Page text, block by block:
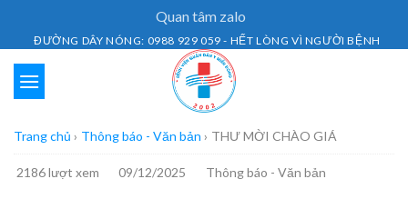
Quan tâm zalo
ĐƯỜNG DÂY NÓNG: 0988 929 059 - HẾT LÒNG VÌ NGƯỜI BỆNH
Trang chủ › Thông báo - Văn bản › THƯ MỜI CHÀO GIÁ
2186 lượt xem 09/12/2025 Thông báo - Văn bản